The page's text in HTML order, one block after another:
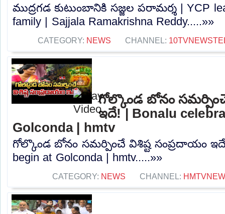
ముద్రగడ కుటుంబానికి సజ్జల పరామర్శ | YCP
family | Sajjala Ramakrishna Reddy.....»»
CATEGORY: NEWS CHANNEL:
గోల్కొండ బోనం
ఇదే! | Bonalu
Golconda | hmtv
గోల్కొండ బోనం సమర్పించే విశిష్ట సంప్రదాయం ఇదే!
begin at Golconda | hmtv.....»»
CATEGORY: NEWS CHANNEL: